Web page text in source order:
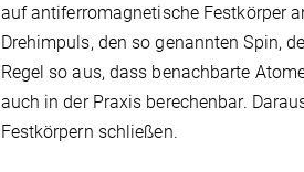
auf antiferromagnetische Festkörper
Drehimpuls, den so genannten Spin,
Regel so aus, dass benachbarte
auch in der Praxis berechenbar.
Festkörpern schließen.